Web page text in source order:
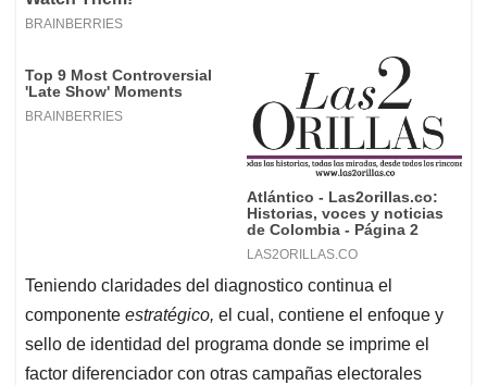
Teniendo claridades del diagnostico continua el
componente estratégico, el cual, contiene el enfoque y
sello de identidad del programa donde se imprime el
factor diferenciador con otras campañas electorales